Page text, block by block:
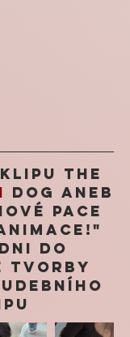
The
Dog aneb
Pace
do
tvorby